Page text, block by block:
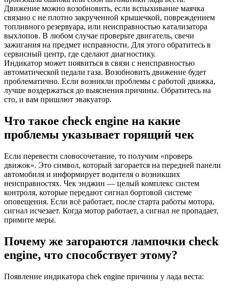
Движение можно возобновить, если вспыхивание маячка
связано с не плотно закрученной крышечкой, повреждением
топливного резервуара, или неисправностью катализатора
выхлопов. В любом случае проверьте двигатель, свечи
зажигания на предмет исправности. Для этого обратитесь в
сервисный центр, где сделают диагностику.
Индикатор может появиться в связи с неисправностью
автоматической педали газа. Возобновить движение будет
проблематично. Если возникли проблемы с работой движка,
лучше воздержаться до выяснения причины. Обратитесь на
сто, и вам пришлют эвакуатор.
Что такое check engine на какие
проблемы указывает горящий чек
Если перевести словосочетание, то получим «проверь
движок». Это символ, который загорается на передней панели
автомобиля и информирует водителя о возникших
неисправностях. Чек энджин — целый комплекс систем
контроля, которые передают сигнал бортовой системе
оповещения. Если всё работает, после старта работы мотора,
сигнал исчезает. Когда мотор работает, а сигнал не пропадает,
примите меры.
Почему же загораются лампочки check
engine, что способствует этому?
Появление индикатора chek engine причины у лада веста: